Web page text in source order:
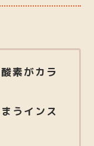
素がカラ
うインス